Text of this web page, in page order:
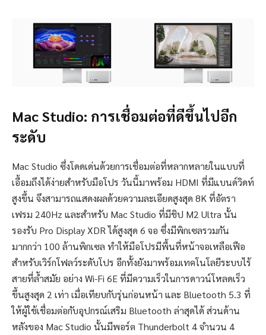
Mac Studio: การเชื่อมต่อที่ดีขึ้นไปอีก
ระดับ
Mac Studio ซึ่งโดดเด่นด้วยการเชื่อมต่อที่หลากหลายในแบบที่
เอื้อมถึงได้ง่ายสำหรับมือโปร วันนี้มาพร้อม HDMI ที่มีแบนด์วิดท์
สูงขึ้น จึงสามารถแสดงผลด้วยความละเอียดสูงสุด 8K ที่อัตรา
เฟรม 240Hz และสำหรับ Mac Studio ที่มีชิป M2 Ultra นั้น
รองรับ Pro Display XDR ได้สูงสุด 6 จอ ซึ่งมีพิกเซลรวมกัน
มากกว่า 100 ล้านพิกเซล ทำให้มือโปรมีพื้นที่หน้าจอเหลือเฟือ
สำหรับเวิร์กโฟลว์ระดับโปร อีกทั้งยังมาพร้อมเทคโนโลยีระบบไร้
สายที่ล้ำสมัย อย่าง Wi-Fi 6E ที่มีความเร็วในการดาวน์โหลดเร็ว
ขึ้นสูงสุด 2 เท่า เมื่อเทียบกับรุ่นก่อนหน้า และ Bluetooth 5.3 ที่
ให้ผู้ใช้เชื่อมต่อกับอุปกรณ์เสริม Bluetooth ล่าสุดได้ ส่วนด้าน
หลังของ Mac Studio นั้นมีพอร์ต Thunderbolt 4 จำนวน 4